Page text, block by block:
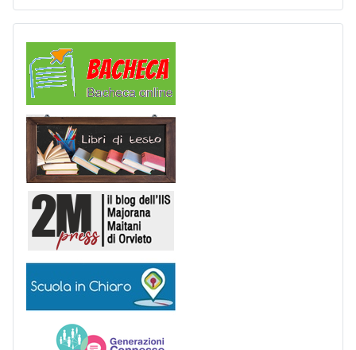
Libri di Testo
Scuola in chiaro